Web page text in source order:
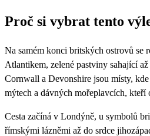
Proč si vybrat tento
Na samém konci britských ostrovů se
Atlantikem, zelené pastviny sahající
Cornwall a Devonshire jsou místy,
mýtech a dávných mořeplavcích, kteří
Cesta začíná v Londýně, u symbolů
římskými lázněmi až do srdce